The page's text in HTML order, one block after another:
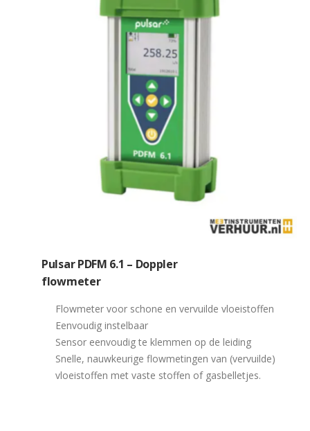
Pulsar PDFM 6.1 – Doppler
flowmeter
Flowmeter voor schone en vervuilde vloeistoffen
Eenvoudig instelbaar
Sensor eenvoudig te klemmen op de leiding
Snelle, nauwkeurige flowmetingen van (vervuilde)
vloeistoffen met vaste stoffen of gasbelletjes.